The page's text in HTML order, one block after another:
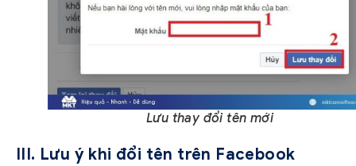
Lưu thay đổi tên mới
III. Lưu ý khi đổi tên trên Facebook